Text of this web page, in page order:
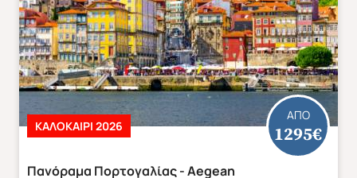
Πανόραμα Πορτογαλίας - Aegean
ΑΠΟ
1295€
ΚΑΛΟΚΑΙΡΙ 2026